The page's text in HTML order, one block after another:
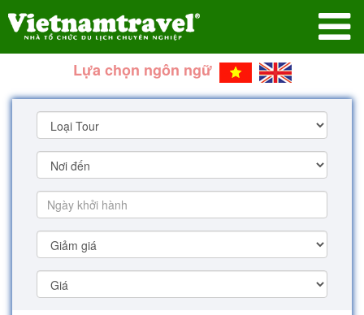
Lựa chọn ngôn ngữ